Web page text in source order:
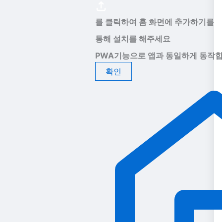
를 클릭하여 홈 화면에 추가하기를
통해 설치를 해주세요
PWA기능으로 앱과 동일하게 동작
확인